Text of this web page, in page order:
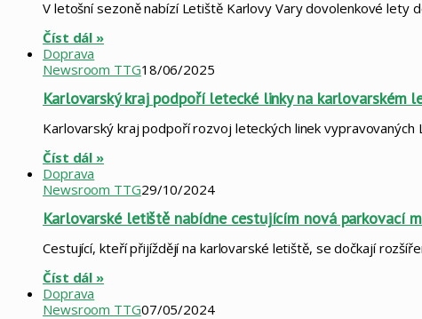
V letošní sezoně nabízí Letiště Karlovy Vary dovolenkové lety
Číst dál »
Doprava
Newsroom TTG18/06/2025
Karlovarský kraj podpoří letecké linky na karlovarském
Karlovarský kraj podpoří rozvoj leteckých linek
Číst dál »
Doprava
Newsroom TTG29/10/2024
Karlovarské letiště nabídne cestujícím nová parkovací
Cestující, kteří přijíždějí na karlovarské letiště, se dočkají
Číst dál »
Doprava
Newsroom TTG07/05/2024